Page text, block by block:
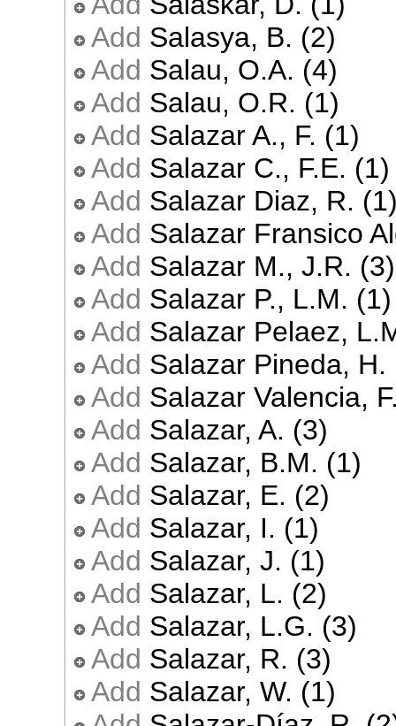
Add Salasya, B. (2)
Add Salau, O.A. (4)
Add Salau, O.R. (1)
Add Salazar A., F. (1)
Add Salazar C., F.E. (1)
Add Salazar Diaz, R.
Add Salazar Fransico
Add Salazar M., J.R. (3)
Add Salazar P., L.M. (1)
Add Salazar Pelaez,
Add Salazar Pineda, H.
Add Salazar Valencia,
Add Salazar, A. (3)
Add Salazar, B.M. (1)
Add Salazar, E. (2)
Add Salazar, I. (1)
Add Salazar, J. (1)
Add Salazar, L. (2)
Add Salazar, L.G. (3)
Add Salazar, R. (3)
Add Salazar, W. (1)